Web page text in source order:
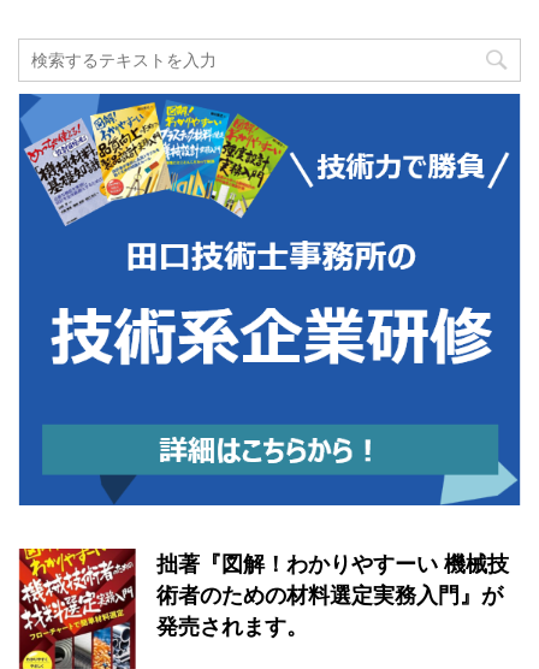
拙著『図解！わかりやすーい 機械技
術者のための材料選定実務入門』が
発売されます。